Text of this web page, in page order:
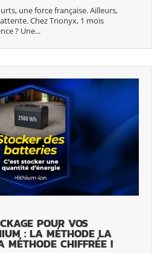
une force française. Ailleurs,
Chez Trionyx, 1 mois
? Une...
POUR VOS
: LA MÉTHODE LA
MÉTHODE CHIFFRÉE !